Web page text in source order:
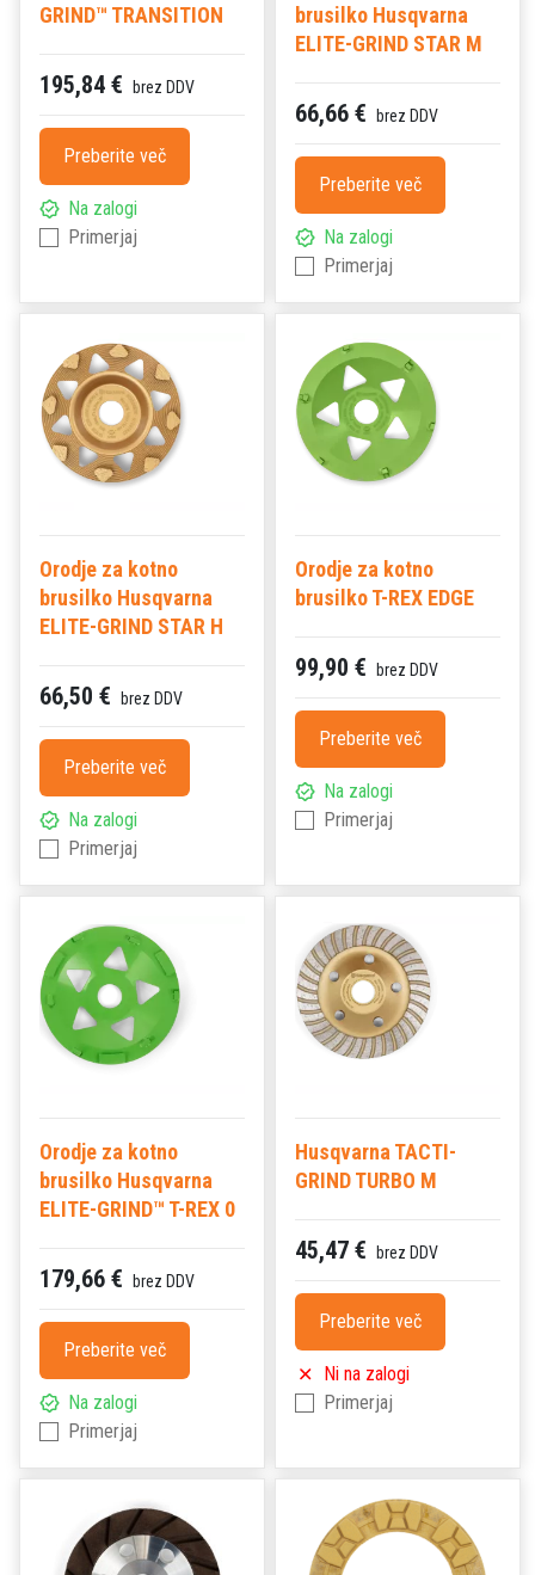
GRIND™ TRANSITION
195,84 € brez DDV
Preberite več
Na zalogi
Primerjaj
brusilko Husqvarna
ELITE-GRIND STAR M
66,66 € brez DDV
Preberite več
Na zalogi
Primerjaj
Orodje za kotno
brusilko Husqvarna
ELITE-GRIND STAR H
66,50 € brez DDV
Preberite več
Na zalogi
Primerjaj
Orodje za kotno
brusilko T-REX EDGE
99,90 € brez DDV
Preberite več
Na zalogi
Primerjaj
Orodje za kotno
brusilko Husqvarna
ELITE-GRIND™ T-REX 0
179,66 € brez DDV
Preberite več
Na zalogi
Primerjaj
Husqvarna TACTI-
GRIND TURBO M
45,47 € brez DDV
Preberite več
Ni na zalogi
Primerjaj